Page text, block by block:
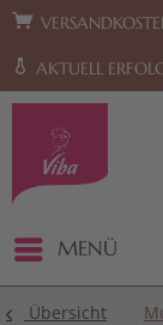
Zur
AKTUELL
MENÜ
Übersicht